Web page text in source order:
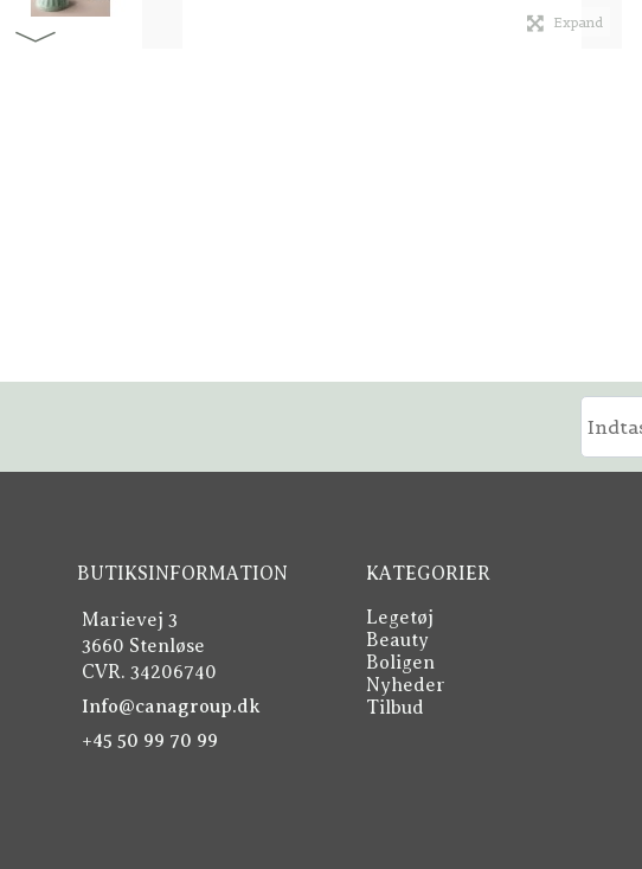
Expand
BUTIKSINFORMATION
Marievej 3
3660 Stenløse
CVR. 34206740
Info@canagroup.dk
+45 50 99 70 99
KATEGORIER
Legetøj
Beauty
Boligen
Nyheder
Tilbud